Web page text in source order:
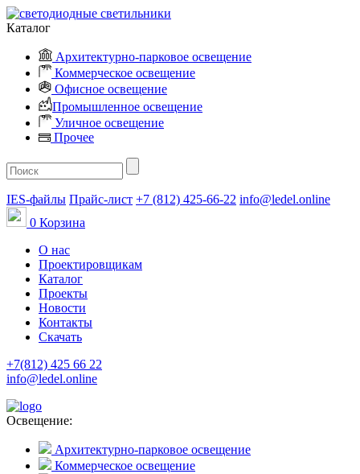
Каталог
Архитектурно-парковое освещение
Коммерческое освещение
Офисное освещение
Промышленное освещение
Уличное освещение
Прочее
IES-файлы Прайс-лист +7 (812) 425-66-22 info@ledel.online
0 Корзина
О нас
Проектировщикам
Каталог
Проекты
Новости
Контакты
Скачать
+7(812) 425 66 22
info@ledel.online
Освещение:
Архитектурно-парковое освещение
Коммерческое освещение